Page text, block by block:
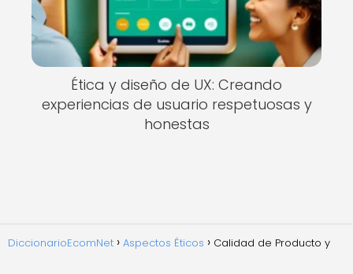
Ética y diseño de UX: Creando
experiencias de usuario respetuosas y
honestas
DiccionarioEcomNet Aspectos Éticos Calidad de Producto y